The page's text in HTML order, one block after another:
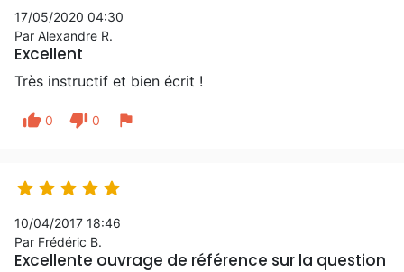
17/05/2020 04:30
Par Alexandre R.
Excellent
Très instructif et bien écrit !
thumb_up 0 thumb_down 0 flag
    
10/04/2017 18:46
Par Frédéric B.
Excellente ouvrage de référence sur la question